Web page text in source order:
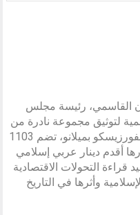
القاسمي، رئيسة مجلس
لتوثيق مجموعة نادرة من
النقود الإسلامية محفوظة في قلعة سفورزيسكو بميلانو، تضم 1103
أقدم دينار عربي إسلامي
يعيد قراءة التحولات الاقتصادية
وأثرها في التاريخ